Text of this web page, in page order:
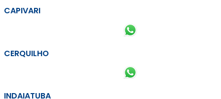
CAPIVARI
CERQUILHO
INDAIATUBA